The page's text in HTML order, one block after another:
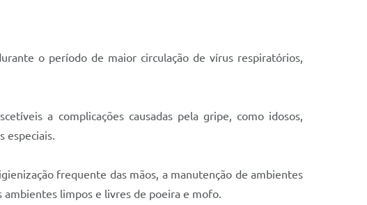
o período de maior circulação de vírus respiratórios,
a complicações causadas pela gripe, como idosos,
especiais.
frequente das mãos, a manutenção de ambientes
ambientes limpos e livres de poeira e mofo.